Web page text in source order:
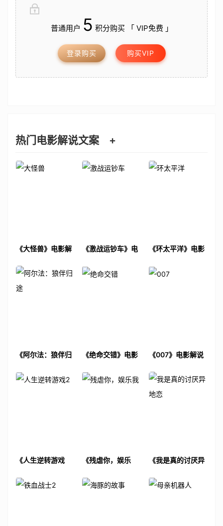
普通用户 5 积分购买 「 VIP免费 」
登录购买 购买VIP
热门电影解说文案 +
《大怪兽》电影解
《激战运钞车》电
《环太平洋》电影
《阿尔法：狼伴归
《绝命交错》电影
《007》电影解说
《人生逆转游戏
《残虐你，娱乐
《我是真的讨厌异
案